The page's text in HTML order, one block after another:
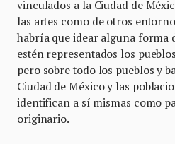
vinculados a la Ciudad de
las artes como de otros
habría que idear alguna forma
estén representados los
pero sobre todo los pueblos y
Ciudad de México y las
identifican a sí mismas como
originario.